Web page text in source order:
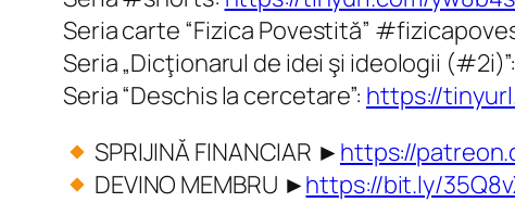
Seria carte “Fizica Povestită”
Seria „Dicţionarul de idei şi ideologii (#2i)”:
Seria “Deschis la cercetare”: https://
SPRIJINĂ FINANCIAR ►https://
DEVINO MEMBRU ►https://bit.ly/